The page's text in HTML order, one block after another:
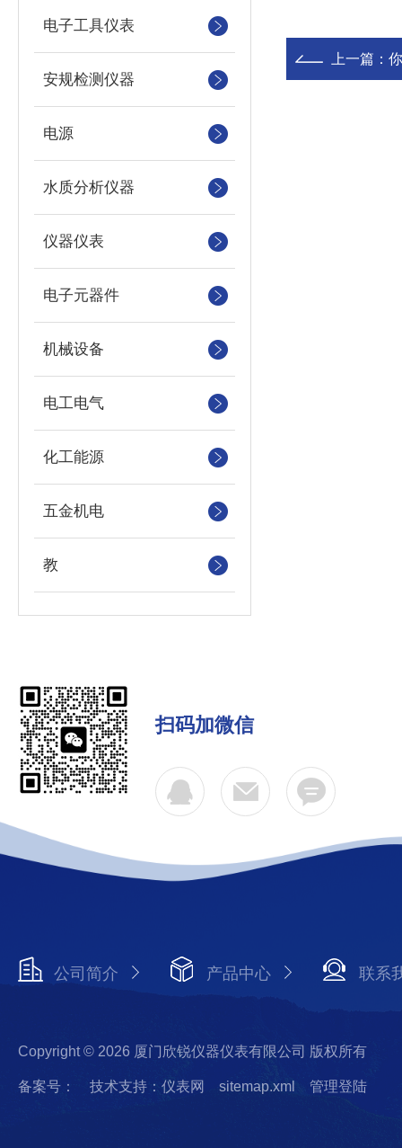
电子工具仪表
安规检测仪器
电源
水质分析仪器
仪器仪表
电子元器件
机械设备
电工电气
化工能源
五金机电
教
上一篇：
扫码加微信
公司简介 产品中心 联系
Copyright © 2026 厦门欣锐仪器仪表有限公司 版权所有
备案号： 技术支持：仪表网 sitemap.xml 管理登陆